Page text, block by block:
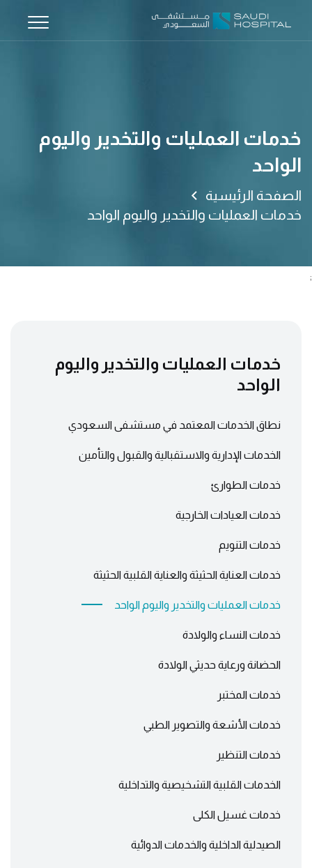
خدمات العمليات والتخدير واليوم
الواحد
الصفحة الرئيسية
خدمات العمليات والتخدير واليوم الواحد
;
خدمات العمليات والتخدير واليوم
الواحد
نطاق الخدمات المعتمد في مستشفى السعودي
الخدمات الإدارية والاستقبالية والقبول والتأمين
خدمات الطوارئ
خدمات العيادات الخارجية
خدمات التنويم
خدمات العناية الحثيثة والعناية القلبية الحثيثة
خدمات العمليات والتخدير واليوم الواحد
خدمات النساء والولادة
الحضانة ورعاية حديثي الولادة
خدمات المختبر
خدمات الأشعة والتصوير الطبي
خدمات التنظير
الخدمات القلبية التشخيصية والتداخلية
خدمات غسيل الكلى
الصيدلية الداخلية والخدمات الدوائية